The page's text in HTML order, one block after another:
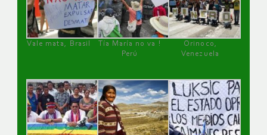
Vale mata, Brasil
Tía María no va !
Perú
Orinoco,
Venezuela